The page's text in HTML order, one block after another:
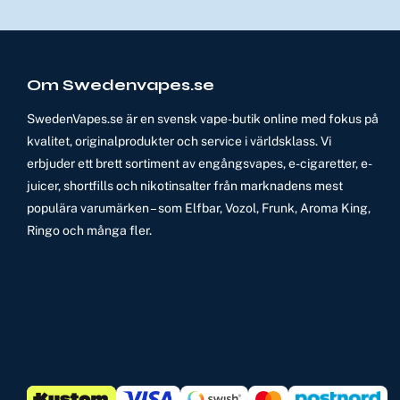
Om Swedenvapes.se
SwedenVapes.se är en svensk vape-butik online med fokus på
kvalitet, originalprodukter och service i världsklass. Vi
erbjuder ett brett sortiment av engångsvapes, e-cigaretter, e-
juicer, shortfills och nikotinsalter från marknadens mest
populära varumärken – som Elfbar, Vozol, Frunk, Aroma King,
Ringo och många fler.